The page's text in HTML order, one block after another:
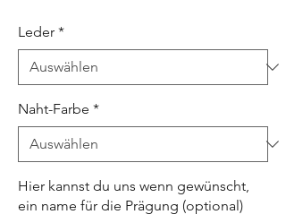
Leder *
Naht-Farbe *
Hier kannst du uns wenn gewünscht,
ein name für die Prägung (optional)